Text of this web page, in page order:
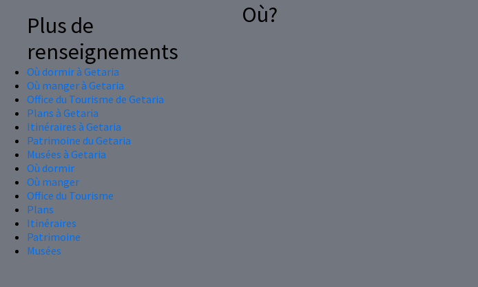
Plus de
renseignements
Où dormir à Getaria
Où manger à Getaria
Office du Tourisme de Getaria
Plans à Getaria
Itinéraires à Getaria
Patrimoine du Getaria
Musées à Getaria
Où dormir
Où manger
Office du Tourisme
Plans
Itinéraires
Patrimoine
Musées
Où?